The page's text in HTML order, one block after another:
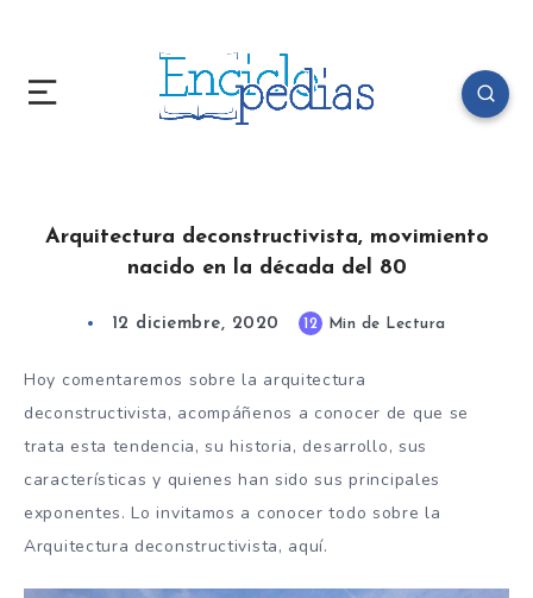
Arquitectura deconstructivista, movimiento
nacido en la década del 80
12 diciembre, 2020 12 Min de Lectura
Hoy comentaremos sobre la arquitectura
deconstructivista, acompáñenos a conocer de que se
trata esta tendencia, su historia, desarrollo, sus
características y quienes han sido sus principales
exponentes. Lo invitamos a conocer todo sobre la
Arquitectura deconstructivista, aquí.